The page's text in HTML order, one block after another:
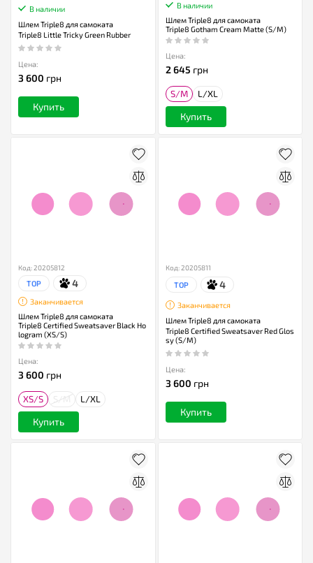
В наличии
Шлем Triple8 для самоката
Triple8 Little Tricky Green Rubber
Цена:
3 600 грн
Купить
В наличии
Шлем Triple8 для самоката
Triple8 Gotham Cream Matte (S/M)
Цена:
2 645 грн
S/M L/XL
Купить
Код: 20205812
TOP 4
Заканчивается
Шлем Triple8 для самоката
Triple8 Certified Sweatsaver Black Ho
logram (XS/S)
Цена:
3 600 грн
XS/S L/XL
Купить
Код: 20205811
TOP 4
Заканчивается
Шлем Triple8 для самоката
Triple8 Certified Sweatsaver Red Glos
sy (S/M)
Цена:
3 600 грн
Купить